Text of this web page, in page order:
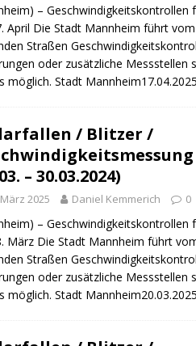
/ Öffentlichkeitsfahndung
/ Vermisste Person
Polizei
BLAULICHTMELDUNGEN
spendet 10.000.- € an „Kinder
Blitzer / Geschwindigkeitsmessung für die
gewinnt vor der Schweiz den
Speyer / Brazzeltag
– Geschwindigkeitskontrollen
April Die Stadt Mannheim führt
Straßen
oder zusätzliche Messstellen
möglich. Stadt Mannheim17.04.2025
/ Blitzer /
– 30.03.2024)
2025 Daniel Kemmerich 0
– Geschwindigkeitskontrollen
März Die Stadt Mannheim führt
Straßen
oder zusätzliche Messstellen
möglich. Stadt Mannheim20.03.2025